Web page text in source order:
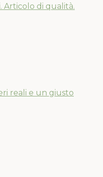
Articolo di qualità.
reali e un giusto